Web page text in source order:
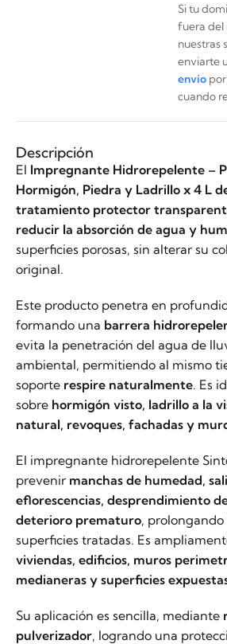
Si tu
fuera del
nuestras
enviarte
envíopor
cuando
Descripción
El Impregnante Hidrorepelente –
Hormigón, Piedra y Ladrillo x 4 L
tratamiento protector
reducir la absorción de agua y
superficies porosas, sin alterar su
original.
Este producto penetra en
formando una barrera
evita la penetración del agua de
ambiental, permitiendo al mismo
soporte respire naturalmente. Es
sobre hormigón visto, ladrillo a la
natural, revoques, fachadas y
El impregnante hidrorepelente
prevenir manchas de humedad,
eflorescencias, desprendimiento
deterioro prematuro,
superficies tratadas. Es
viviendas, edificios, muros
medianeras y superficies
Su aplicación es sencilla, mediante
pulverizador, logrando una